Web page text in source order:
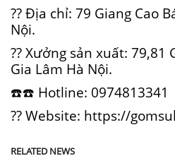
?? Địa chỉ: 79 Giang Cao
Nội.
?? Xưởng sản xuất: 79,81
Gia Lâm Hà Nội.
☎️☎️ Hotline: 0974813341
?? Website: https://
RELATED NEWS